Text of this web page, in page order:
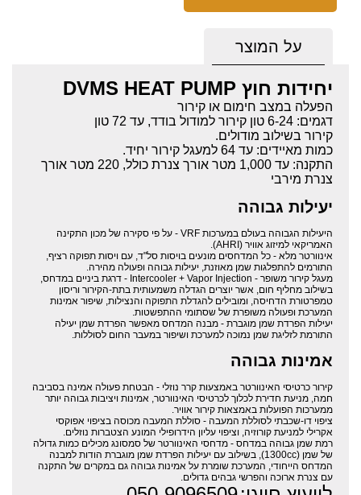
על המוצר
יחידות חוץ DVMS HEAT PUMP
הפעלה במצב חימום או קירור
דגמים: 6-24 טון קירור למודול בודד, עד 72 טון
קירור בשילוב מודולים.
כמות מאיידים: עד 64 למעגל קירור יחיד.
התקנה: עד 1,000 מטר אורך צנרת כולל, 220 מטר אורך
צנרת מירבי
יעילות גבוהה
היעילות הגבוהה בעולם במערכות VRF - על פי סקירה של מכון התקינה
האמריקאי למיזוג אוויר (AHRI).
אינוורטר מלא - כל המדחסים מונעים בויסות סל"ד, עם ויסות תפוקה רציף,
התורמים להתפלגות שמן מאוזנת, יעילות גבוהה ופעולה מהירה.
מעגל קירור משופר - Intercooler + Vapor Injection - דרגת ביניים במדחס,
בשילוב מחליף חום, אשר יוצרים הגדלה משמעותית בתת-הקירור וריסון
טמפרטורת הדחיסה, ומובילים להגדלת התפוקה והנצילות, שיפור אמינות
המערכת ופעולה משופרת של שסתומי ההתפשטות.
יעילות הפרדת שמן מוגברת - מבנה המדחס מאפשר הפרדת שמן יעילה
התורמת לזליגת שמן נמוכה למערכת ושיפור במעבר החום לסוללות.
אמינות גבוהה
קירור כרטיסי האינוורטר באמצעות קרר נוזלי - הבטחת פעולה אמינה בסביבה
חמה, מניעת חדירת לכלוך לכרטיסי האינוורטר, אמינות ויציבות גבוהה יותר
ממערכות הפועלות באמצאות קירור אוויר.
ציפוי דו-שכבתי לסוללת המעבה - סוללת המעבה מכוסה בציפוי אפוקסי
אקרילי למניעת קורוזיה, וציפוי עליון הידרופילי המונע הצטברות נוזלים.
רמת שמן גבוהה במדחס - מדחסי האינוורטר של סמסונג מכילים כמות גדולה
של שמן (1300cc), בשילוב עם יעילות הפרדת שמן מוגברת הודות למבנה
המדחס הייחודי, המערכת שומרת על אמינות גבוהה גם במקרים של התקנה
עם צנרת ארוכה והפרשי גבהים גדולים.